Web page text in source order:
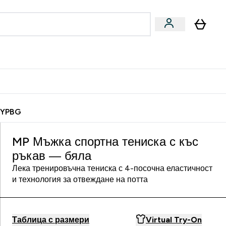
MP Мъжка спортна тениска с къс
ръкав — бяла
Лека тренировъчна тениска с 4-посочна еластичност
и технология за отвеждане на потта
Таблица с размери Virtual Try-On